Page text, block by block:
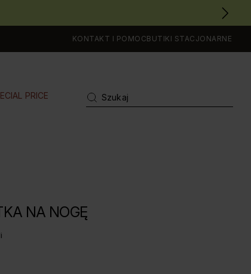
KONTAKT I POMOCBUTIKI STACJONARNE
PRICE
NA NOGĘ